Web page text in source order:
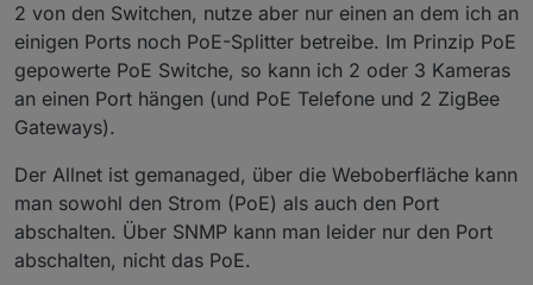
2 von den Switchen, nutze aber nur einen an dem ich an
einigen Ports noch PoE-Splitter betreibe. Im Prinzip PoE
gepowerte PoE Switche, so kann ich 2 oder 3 Kameras
an einen Port hängen (und PoE Telefone und 2 ZigBee
Gateways).
Der Allnet ist gemanaged, über die Weboberfläche kann
man sowohl den Strom (PoE) als auch den Port
abschalten. Über SNMP kann man leider nur den Port
abschalten, nicht das PoE.